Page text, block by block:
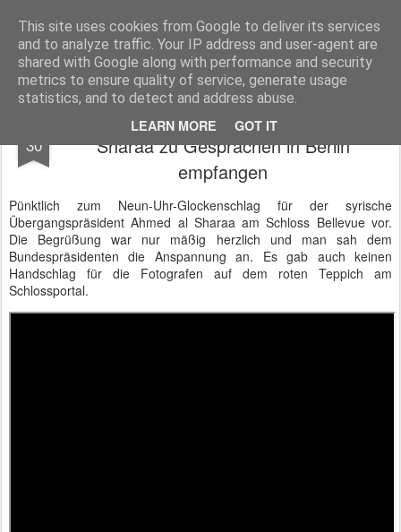
This site uses cookies from Google to deliver its services
and to analyze traffic. Your IP address and user-agent are
shared with Google along with performance and security
metrics to ensure quality of service, generate usage
statistics, and to detect and address abuse.
LEARN MORE GOT IT
BTB concept Media GmbH Presseberichte zu Bundespolitik, Diplomatie, Sicherheitspolitik, Wirtschaft, Fahrzeugtechnik und IT - Pressedienst, Fachartikel, Bildredaktion, O-Ton-Videos
30
Syrischer Übergangspräsident Ahmed al
Sharaa zu Gesprächen in Berlin
empfangen
Pünktlich zum Neun-Uhr-Glockenschlag für der syrische
Übergangspräsident Ahmed al Sharaa am Schloss Bellevue vor.
Die Begrüßung war nur mäßig herzlich und man sah dem
Bundespräsidenten die Anspannung an. Es gab auch keinen
Handschlag für die Fotografen auf dem roten Teppich am
Schlossportal.